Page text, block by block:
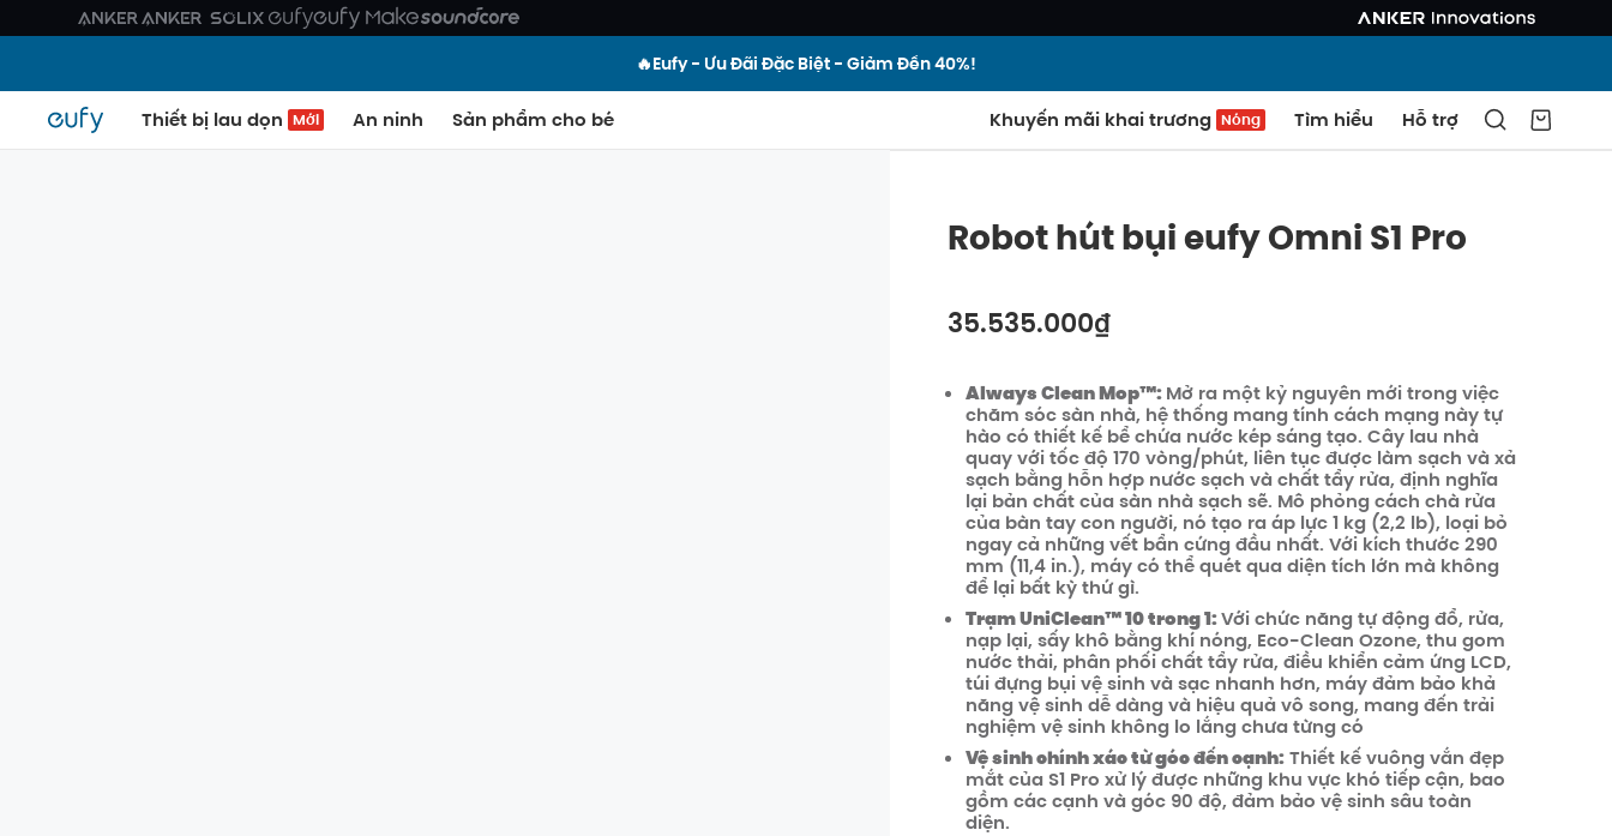
🔥Eufy - Ưu Đãi Đặc Biệt - Giảm Đến 40%!
Thiết bị lau dọn Mới An ninh Sản phẩm cho bé Khuyến mãi khai trương Nóng Tìm hiểu Hỗ trợ
Robot hút bụi eufy Omni S1 Pro
35.535.000₫
Tắt
Mã số :
SAO CHÉP
Always Clean Mop™️:Mở ra một kỷ nguyên mới trong việc
chăm sóc sàn nhà, hệ thống mang tính cách mạng này tự
hào có thiết kế bể chứa nước kép sáng tạo. Cây lau nhà
quay với tốc độ 170 vòng/phút, liên tục được làm sạch và xả
sạch bằng hỗn hợp nước sạch và chất tẩy rửa, định nghĩa
lại bản chất của sàn nhà sạch sẽ. Mô phỏng cách chà rửa
của bàn tay con người, nó tạo ra áp lực 1 kg (2,2 lb), loại bỏ
ngay cả những vết bẩn cứng đầu nhất. Với kích thước 290
mm (11,4 in.), máy có thể quét qua diện tích lớn mà không
để lại bất kỳ thứ gì.
Trạm UniClean™️ 10 trong 1:Với chức năng tự động đổ, rửa,
nạp lại, sấy khô bằng khí nóng, Eco-Clean Ozone, thu gom
nước thải, phân phối chất tẩy rửa, điều khiển cảm ứng LCD,
túi đựng bụi vệ sinh và sạc nhanh hơn, máy đảm bảo khả
năng vệ sinh dễ dàng và hiệu quả vô song, mang đến trải
nghiệm vệ sinh không lo lắng chưa từng có
Vệ sinh chính xác từ góc đến cạnh:Thiết kế vuông vắn đẹp
mắt của S1 Pro xử lý được những khu vực khó tiếp cận, bao
gồm các cạnh và góc 90 độ, đảm bảo vệ sinh sâu toàn
diện.